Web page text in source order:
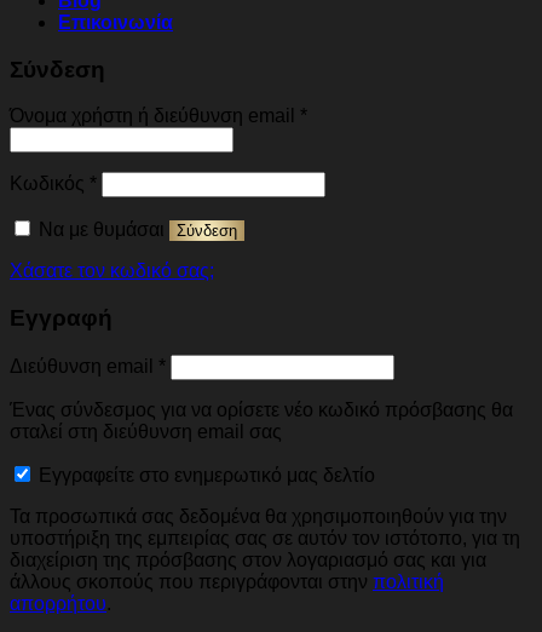
Επικοινωνία
Σύνδεση
Όνομα χρήστη ή διεύθυνση email *Απαιτείται
Κωδικός *Απαιτείται
Να με θυμάσαι Σύνδεση
Χάσατε τον κωδικό σας;
Εγγραφή
Διεύθυνση email *Απαιτείται
Ένας σύνδεσμος για να ορίσετε νέο κωδικό πρόσβασης θα
σταλεί στη διεύθυνση email σας
Εγγραφείτε στο ενημερωτικό μας δελτίο
Τα προσωπικά σας δεδομένα θα χρησιμοποιηθούν για την
υποστήριξη της εμπειρίας σας σε αυτόν τον ιστότοπο, για τη
διαχείριση της πρόσβασης στον λογαριασμό σας και για
άλλους σκοπούς που περιγράφονται στην πολιτική
απορρήτου.